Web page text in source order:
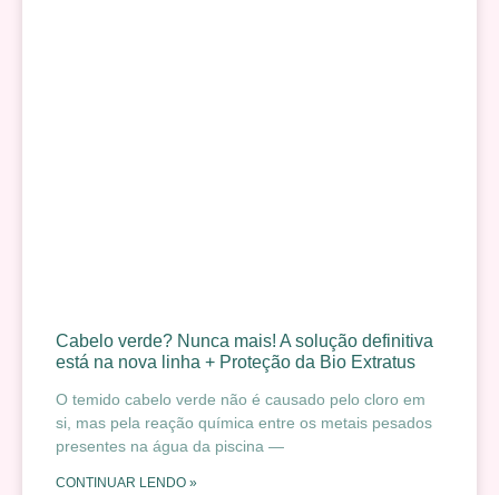
Cabelo verde? Nunca mais! A solução definitiva
está na nova linha + Proteção da Bio Extratus
O temido cabelo verde não é causado pelo cloro em
si, mas pela reação química entre os metais pesados
presentes na água da piscina —
CONTINUAR LENDO »